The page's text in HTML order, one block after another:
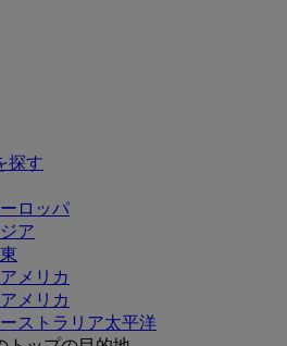
探す
ロッパ
ア
メリカ
メリカ
ストラリア太平洋